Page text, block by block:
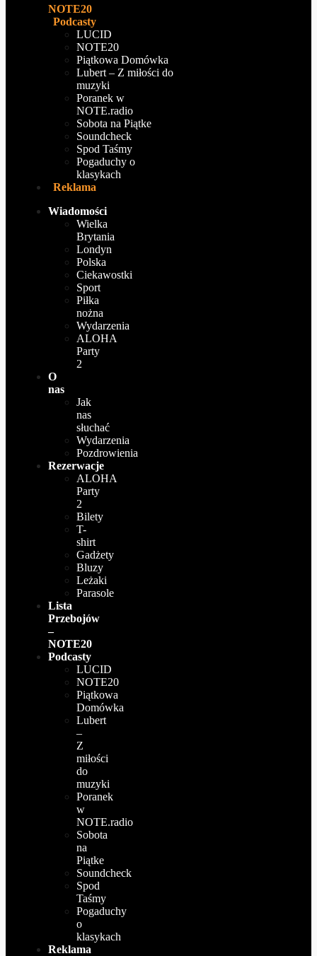
NOTE20
Podcasty
LUCID
NOTE20
Piątkowa Domówka
Lubert – Z miłości do
muzyki
Poranek w
NOTE.radio
Sobota na Piątke
Soundcheck
Spod Taśmy
Pogaduchy o
klasykach
Reklama
Wiadomości
Wielka
Brytania
Londyn
Polska
Ciekawostki
Sport
Piłka
nożna
Wydarzenia
ALOHA
Party
2
O
nas
Jak
nas
słuchać
Wydarzenia
Pozdrowienia
Rezerwacje
ALOHA
Party
2
Bilety
T-
shirt
Gadżety
Bluzy
Leżaki
Parasole
Lista
Przebojów
–
NOTE20
Podcasty
LUCID
NOTE20
Piątkowa
Domówka
Lubert
–
Z
miłości
do
muzyki
Poranek
w
NOTE.radio
Sobota
na
Piątke
Soundcheck
Spod
Taśmy
Pogaduchy
o
klasykach
Reklama